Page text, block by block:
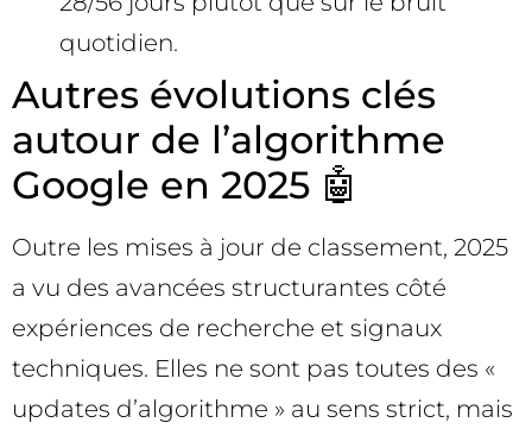
quotidien.
Autres évolutions clés
autour de l’algorithme
Google en 2025 🤖
Outre les mises à jour de classement, 2025
a vu des avancées structurantes côté
expériences de recherche et signaux
techniques. Elles ne sont pas toutes des «
updates d’algorithme » au sens strict, mais